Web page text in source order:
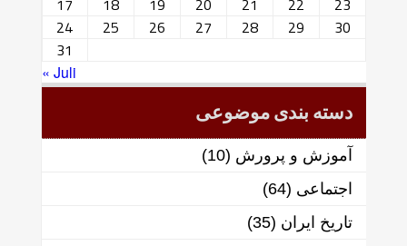
17
18 19 20 21 22
23
24
25 26 27 28 29
30
31
« Juli
دسته بندی موضوعی
آموزش و پرورش (10)
اجتماعی (64)
تاریخ ایران (35)